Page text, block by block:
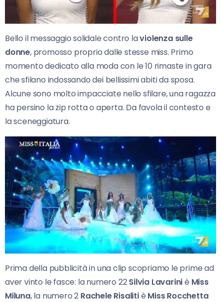
Bello il messaggio solidale contro laviolenza sulle
donne, promosso proprio dalle stesse miss. Primo
momento dedicato alla moda con le 10 rimaste in gara
che sfilano indossando dei bellissimi abiti da sposa.
Alcune sono molto impacciate nello sfilare, una ragazza
ha persino la zip rotta o aperta. Da favola il contesto e
la sceneggiatura.
Prima della pubblicità in una clip scopriamo le prime ad
aver vinto le fasce: la numero 22Silvia Lavariniè Miss
Miluna, la numero 2 Rachele Risalitiè Miss Rocchetta